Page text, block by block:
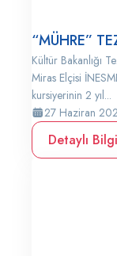
“MÜHRE”
Kültür Bakanlığı
Miras Elçisi
kursiyerinin 2 yıl...
27 Haziran
Detaylı Bilgi